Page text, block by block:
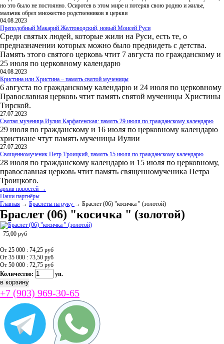
но это было не постоянно. Осиротев в этом мире и потеряв свою родню и жилье,
мальчик обрел множество родственников в церкви
04.08.2023
Преподобный Макарий Желтоводский, новый Моисей Руси
Среди святых людей, которые жили на Руси, есть те, о
предназначении которых можно было предвидеть с детства.
Память этого святого церковь чтит 7 августа по гражданскому и
25 июля по церковному календарю
04.08.2023
Кристина или Христина – память святой мученицы
6 августа по гражданскому календарю и 24 июля по церковному
Православная церковь чтит память святой мученицы Христины
Тирской.
27.07.2023
Святая мученица Иулия Карфагенская: память 29 июля по гражданскому календарю
29 июля по гражданскому и 16 июля по церковному календарю
христиане чтут память мученицы Иулии
27.07.2023
Священномученик Петр Троицкий, память 15 июля по гражданскому календарю
28 июля по гражданскому календарю и 15 июля по церковному,
православная церковь чтит память священномученика Петра
Троицкого.
архив новостей →
Наши партнёры
Главная → Браслеты на руку → Браслет (06) "косичка " (золотой)
Браслет (06) "косичка " (золотой)
75,00 руб
От 25 000 : 74,25 руб
От 35 000 : 73,50 руб
От 50 000 : 72,75 руб
Количество:
уп.
+7 (903) 969-30-65